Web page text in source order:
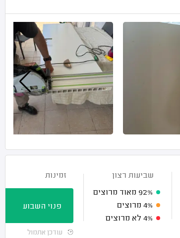
שביעות רצון
92% מאוד מרוצים
4% מרוצים
4% לא מרוצים
זמינות
פנוי השבוע
עודכן אתמול